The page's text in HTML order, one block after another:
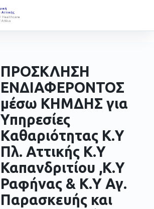
ΠΡΟΣΚΛΗΣΗ
ΕΝΔΙΑΦΕΡΟΝΤΟΣ
μέσω ΚΗΜΔΗΣ για
Υπηρεσίες
Kαθαριότητας Κ.Υ
Πλ. Αττικής Κ.Υ
Καπανδριτίου ,Κ.Υ
Ραφήνας & Κ.Υ Αγ.
Παρασκευής και